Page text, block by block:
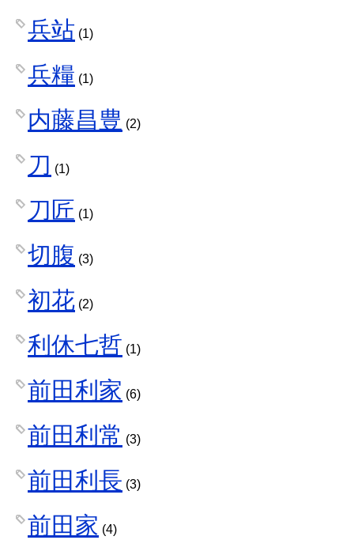
兵站 (1)
兵糧 (1)
内藤昌豊 (2)
刀 (1)
刀匠 (1)
切腹 (3)
初花 (2)
利休七哲 (1)
前田利家 (6)
前田利常 (3)
前田利長 (3)
前田家 (4)